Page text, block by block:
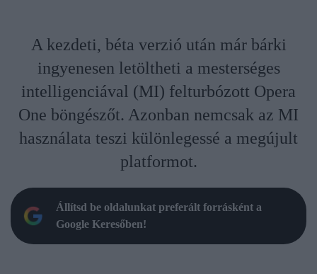
A kezdeti, béta verzió után már bárki
ingyenesen letöltheti a mesterséges
intelligenciával (MI) felturbózott Opera
One böngészőt. Azonban nemcsak az MI
használata teszi különlegessé a megújult
platformot.
Állítsd be oldalunkat preferált forrásként a
Google Keresőben!